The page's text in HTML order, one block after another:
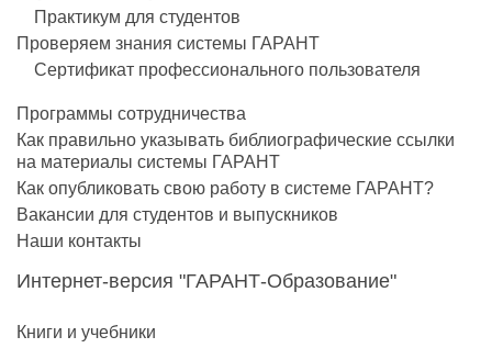
Практикум для студентов
Проверяем знания системы ГАРАНТ
Сертификат профессионального пользователя
Программы сотрудничества
Как правильно указывать библиографические ссылки
на материалы системы ГАРАНТ
Как опубликовать свою работу в системе ГАРАНТ?
Вакансии для студентов и выпускников
Наши контакты
Интернет-версия "ГАРАНТ-Образование"
Книги и учебники